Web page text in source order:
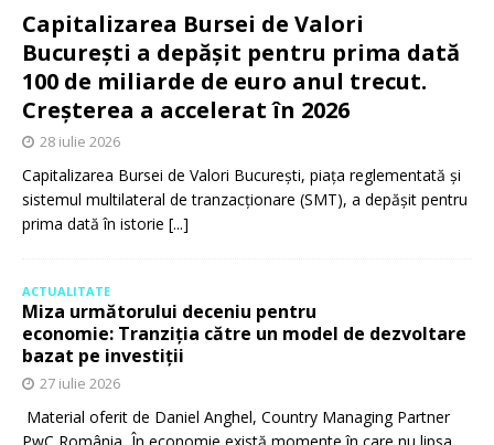
Capitalizarea Bursei de Valori
București a depășit pentru prima dată
100 de miliarde de euro anul trecut.
Creșterea a accelerat în 2026
28 iulie 2026
Capitalizarea Bursei de Valori București, piața reglementată și
sistemul multilateral de tranzacționare (SMT), a depășit pentru
prima dată în istorie [...]
ACTUALITATE
Miza următorului deceniu pentru
economie: Tranziția către un model de dezvoltare
bazat pe investiții
27 iulie 2026
Material oferit de Daniel Anghel, Country Managing Partner
PwC România În economie există momente în care nu lipsa